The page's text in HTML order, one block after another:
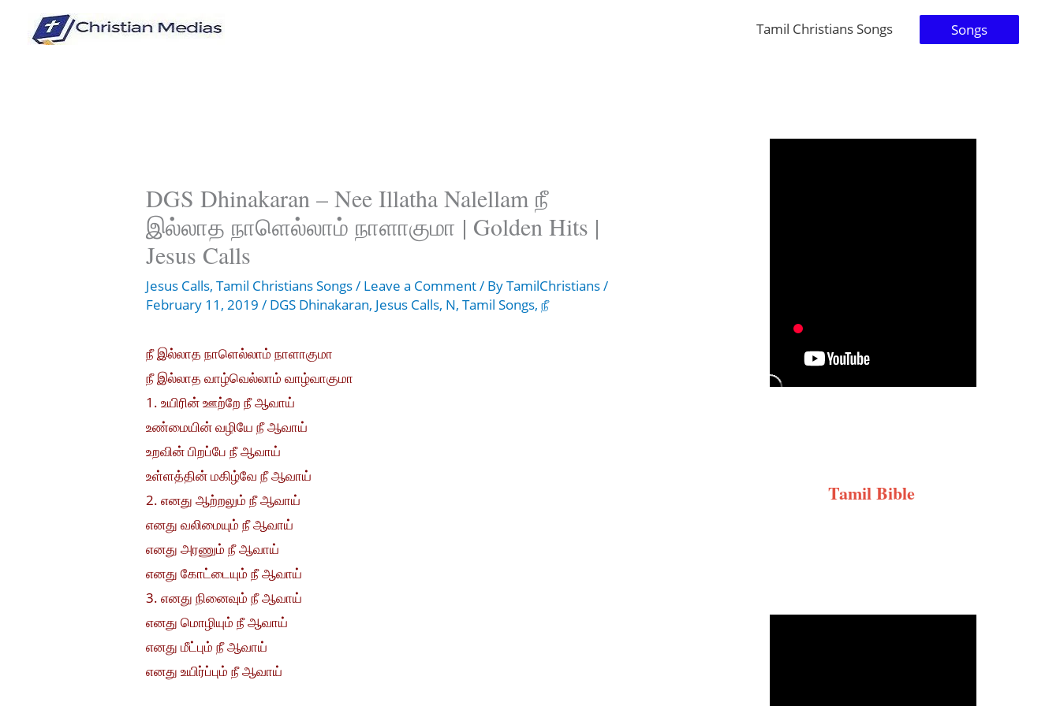
Tamil Christians Songs Songs
DGS Dhinakaran – Nee Illatha Nalellam நீ
இல்லாத நாளெல்லாம் நாளாகுமா | Golden Hits |
Jesus Calls
Jesus Calls,Tamil Christians Songs/ Leave a Comment/ ByTamilChristians/
February 11, 2019/ DGS Dhinakaran, Jesus Calls, N,Tamil Songs,நீ
நீ இல்லாத நாளெல்லாம் நாளாகுமா
நீ இல்லாத வாழ்வெல்லாம் வாழ்வாகுமா
1. உயிரின் ஊற்றே நீ ஆவாய்
உண்மையின் வழியே நீ ஆவாய்
உறவின் பிறப்பே நீ ஆவாய்
உள்ளத்தின் மகிழ்வே நீ ஆவாய்
2. எனது ஆற்றலும் நீ ஆவாய்
எனது வலிமையும் நீ ஆவாய்
எனது அரணும் நீ ஆவாய்
எனது கோட்டையும் நீ ஆவாய்
3. எனது நினைவும் நீ ஆவாய்
எனது மொழியும் நீ ஆவாய்
எனது மீட்பும் நீ ஆவாய்
எனது உயிர்ப்பும் நீ ஆவாய்
Tamil Bible